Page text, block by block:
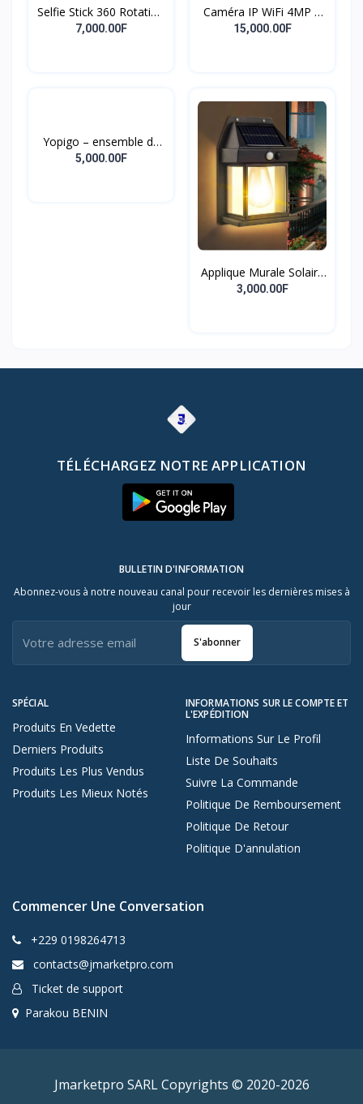
puissant à Rotation de
540 degrés
Selfie Stick 360 Rotation
Titulaire Robot
7,000.00F
Caméra IP WiFi 4MP à
double objectif Écran
15,000.00F
Yopigo – ensemble de
tondeuse à barbe 3 en 1
5,000.00F
Applique Murale Solaire
Extérieure Étanche,
3,000.00F
TÉLÉCHARGEZ NOTRE APPLICATION
SPÉCIAL
Produits En Vedette
Derniers Produits
Produits Les Plus Vendus
Produits Les Mieux Notés
INFORMATIONS SUR LE COMPTE ET
L'EXPÉDITION
Informations Sur Le Profil
Liste De Souhaits
Suivre La Commande
Politique De Remboursement
Politique De Retour
Politique D'annulation
BULLETIN D'INFORMATION
Abonnez-vous à notre nouveau canal pour recevoir les dernières mises à
jour
S'abonner
Commencer Une Conversation
+229 0198264713
contacts@jmarketpro.com
Ticket de support
Parakou BENIN
Jmarketpro SARL Copyrights © 2020-2026